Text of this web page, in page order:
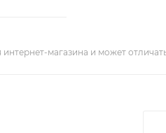
магазина и может